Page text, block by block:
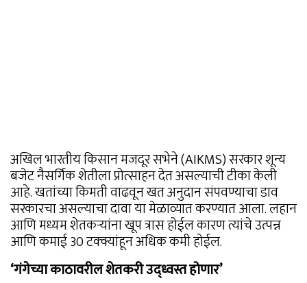
अखिल भारतीय किसान मजदूर सभेने (AIKMS) सरकार शून्य
बजेट नैसर्गिक शेतीला प्रोत्साहन देत असल्याची टीका केली
आहे. खतांच्या किमती वाढवून खत अनुदान संपवण्याचा डाव
सरकारचा असल्याचा दावा या मेळाव्यात करण्यात आला. लहान
आणि मध्यम शेतकर्‍यांना खूप त्रास होईल कारण त्यांचे उत्पन्न
आणि कमाई 30 टक्क्यांहून अधिक कमी होईल.
‘गंगेच्या काठावरील शेतकरी उद्ध्वस्त होणार’